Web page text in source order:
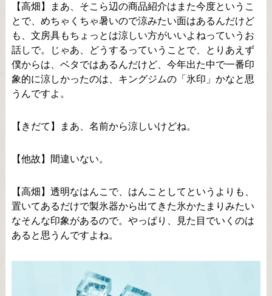
【高畑】まあ、そこら辺の商品紹介はまた今度というこ
とで、めちゃくちゃ暑いので涼みたい面はあるんだけど
も、文房具もちょっとは涼しい方がいいよねっていうお
話しで。じゃあ、どうするっていうことで、とりあえず
僕からは、ベタではあるんだけど、今年出た中で一番印
象的に涼しかったのは、キングジムの「氷印」かなと思
うんですよ。
【きだて】まあ、名前から涼しいけどね。
【他故】間違いない。
【高畑】透明なはんこで、はんことしてというよりも、
置いてあるだけで製氷器から出てきた氷かたまりみたい
なそんな印象があるので。やっぱり、見た目でいくのは
あると思うんですよね。